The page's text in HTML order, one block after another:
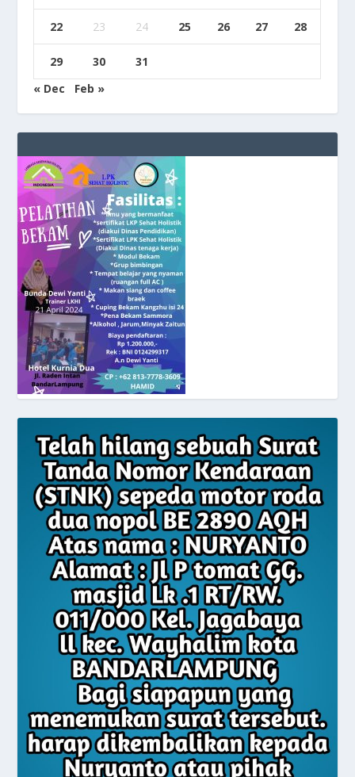
22 23 24 25 26 27 28
29 30
31
« Dec
Feb »